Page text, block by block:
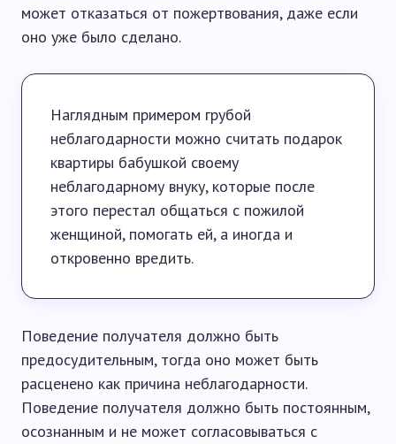
может отказаться от пожертвования, даже если
оно уже было сделано.
Наглядным примером грубой
неблагодарности можно считать подарок
квартиры бабушкой своему
неблагодарному внуку, которые после
этого перестал общаться с пожилой
женщиной, помогать ей, а иногда и
откровенно вредить.
Поведение получателя должно быть
предосудительным, тогда оно может быть
расценено как причина неблагодарности.
Поведение получателя должно быть постоянным,
осознанным и не может согласовываться с